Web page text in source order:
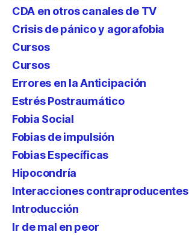
CDA en otros canales de TV
Crisis de pánico y agorafobia
Cursos
Cursos
Errores en la Anticipación
Estrés Postraumático
Fobia Social
Fobias de impulsión
Fobias Específicas
Hipocondría
Interacciones contraproducentes
Introducción
Ir de mal en peor